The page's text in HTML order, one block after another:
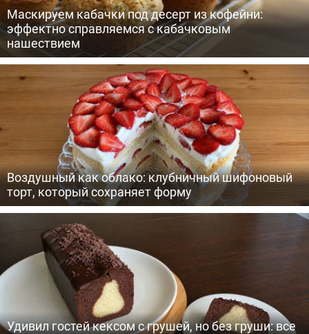
Маскируем кабачки под десерт из кофейни:
эффектно справляемся с кабачковым
нашествием
Воздушный как облако: клубничный шифоновый
торт, который сохраняет форму
Удивил гостей кексом с грушей, но без груши: все